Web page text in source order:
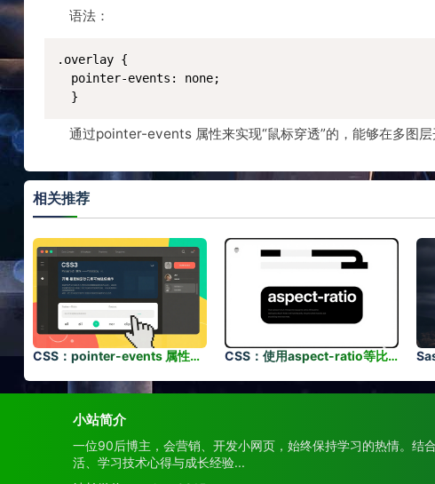
语法：
.overlay {
pointer-events: none;
}
通过pointer-events 属性来实现“鼠标穿透”的，能够在多图层
相关推荐
CSS：pointer-events 属性来实现“鼠标穿透”的效果 CSS：使用aspect-ratio等比例布局，object-fit: cover保持比例完整显示
小站简介
一位90后博主，会营销、开发小网页，始终保持学习的热情。结
活、学习技术心得与成长经验...